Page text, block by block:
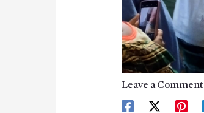
Leave a Comment